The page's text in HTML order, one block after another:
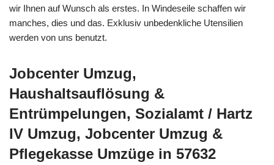
wir Ihnen auf Wunsch als erstes. In Windeseile schaffen wir
manches, dies und das. Exklusiv unbedenkliche Utensilien
werden von uns benutzt.
Jobcenter Umzug,
Haushaltsauflösung &
Entrümpelungen, Sozialamt / Hartz
IV Umzug, Jobcenter Umzug &
Pflegekasse Umzüge in 57632